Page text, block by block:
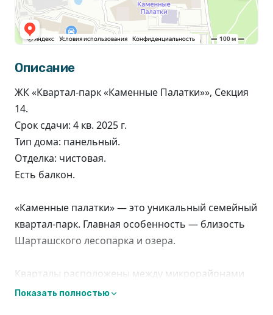
Описание
ЖК «Квартал-парк «Каменные Палатки»», Секция
14.
Срок сдачи: 4 кв. 2025 г.
Тип дома: панельный.
Отделка: чистовая.
Есть балкон.
«Каменные палатки» — это уникальный семейный
квартал-парк. Главная особенность — близость
Шарташского лесопарка и озера.
Кварталы расположены между микрорайонами
ЖБИ и Втузгородок.
Показать полностью